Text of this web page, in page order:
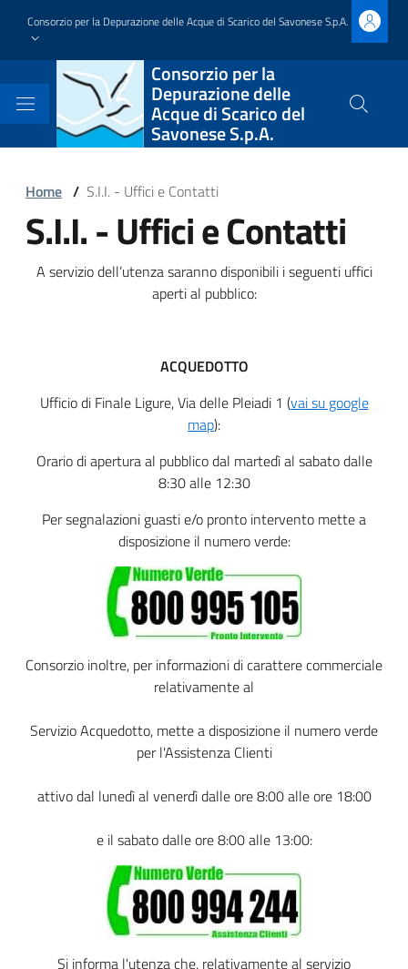
contenuto
Consorzio per la Depurazione delle Acque di Scarico del Savonese S.p.A.
Block
it-
block-
brandingdelsito
Consorzio per la
Depurazione delle
Acque di Scarico del
Savonese S.p.A.
Cerca
sito
Block
it-
block-
Home / S.I.I. - Uffici e Contatti
Block
it-
title
S.I.I. - Uffici e Contatti
Block
italiagov-
A servizio dell’utenza saranno disponibili i seguenti uffici
aperti al pubblico:
ACQUEDOTTO
Ufficio di Finale Ligure, Via delle Pleiadi 1 (vai su google
map):
Orario di apertura al pubblico dal martedì al sabato dalle
8:30 alle 12:30
Per segnalazioni guasti e/o pronto intervento mette a
disposizione il numero verde:
Consorzio inoltre, per informazioni di carattere commerciale
relativamente al
Servizio Acquedotto, mette a disposizione il numero verde
per l'Assistenza Clienti
attivo dal lunedì al venerdì dalle ore 8:00 alle ore 18:00
e il sabato dalle ore 8:00 alle 13:00:
Si informa l'utenza che, relativamente al servizio